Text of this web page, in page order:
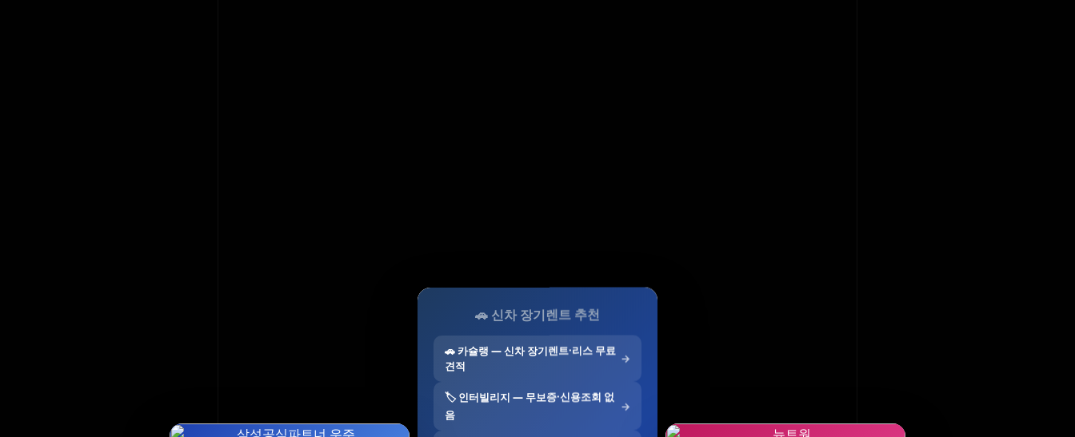
🚗 신차 장기렌트 추천
🚗 카슐랭 — 신차 장기렌트·리스 무료
견적
→
🏷️ 인터빌리지 — 무보증·신용조회 없
음
→